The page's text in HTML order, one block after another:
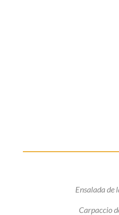
Ensalada de
Carpaccio